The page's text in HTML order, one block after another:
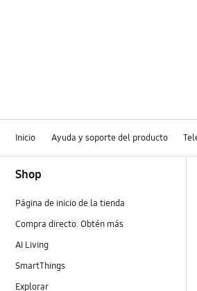
Inicio Ayuda y soporte del producto
Shop
Página de inicio de la tienda
Compra directo. Obtén más
AI Living
SmartThings
Explorar